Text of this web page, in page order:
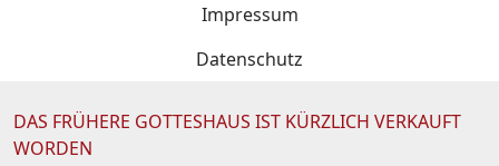
Impressum
Datenschutz
DAS FRÜHERE GOTTESHAUS IST KÜRZLICH VERKAUFT
WORDEN